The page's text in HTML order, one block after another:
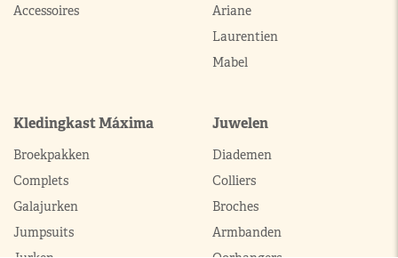
Accessoires
Ariane
Laurentien
Mabel
Kledingkast Máxima
Broekpakken
Complets
Galajurken
Jumpsuits
Juwelen
Diademen
Colliers
Broches
Armbanden